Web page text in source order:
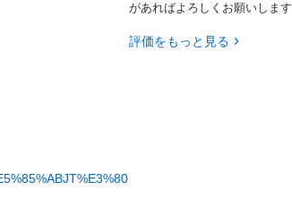
があればよろしくお願いします
評価をもっと見る